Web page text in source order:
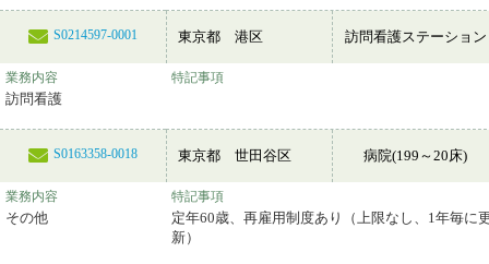
S0214597-0001 東京都 港区 訪問看護ステーション
業務内容
訪問看護
特記事項
S0163358-0018 東京都 世田谷区 病院(199～20床)
業務内容
その他
特記事項
定年60歳、再雇用制度あり（上限なし、1年毎に
新）